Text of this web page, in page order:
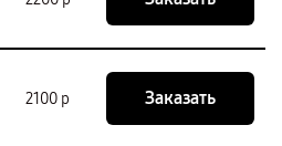
2100 р Заказать